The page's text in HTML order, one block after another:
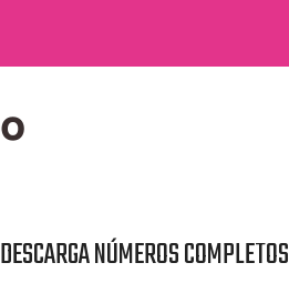
DESCARGA NÚMEROS COMPLETOS